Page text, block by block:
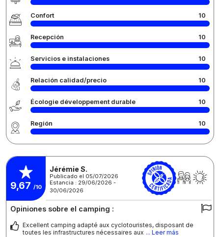
Confort 10
Recepción 10
Servicios e instalaciones 10
Relación calidad/precio 10
Écologie développement durable 10
Región 10
9,67 /10
Jérémie S.
Publicado el 05/07/2026
Estancia : 29/06/2026 -
30/06/2026
Opiniones sobre el camping :
Excellent camping adapté aux cyclotouristes, disposant de
toutes les infrastructures nécessaires aux ... Leer más